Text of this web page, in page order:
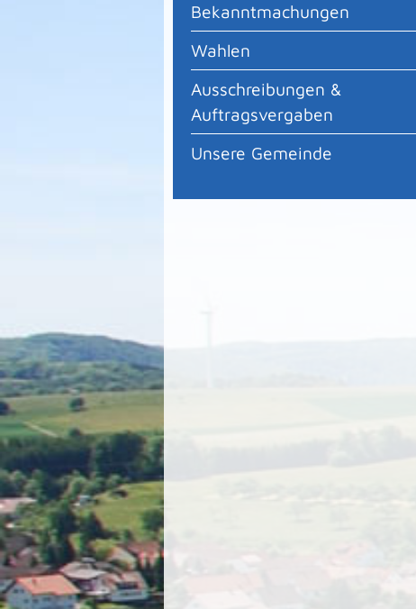
Bekanntmachungen
Wahlen
Ausschreibungen &
Auftragsvergaben
Unsere Gemeinde